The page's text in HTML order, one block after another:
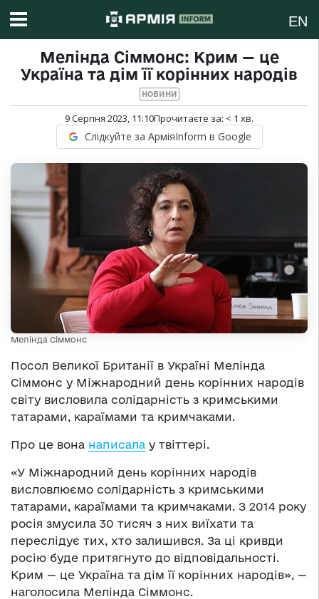
EN
Мелінда Сіммонс: Крим — це
Україна та дім її корінних народів
НОВИНИ
9 Серпня 2023, 11:10Прочитаєте за: < 1 хв.
Слідкуйте за АрміяInform в Google
Мелінда Сіммонс
Посол Великої Британії в Україні Мелінда
Сіммонс у Міжнародний день корінних народів
світу висловила солідарність з кримськими
татарами, караїмами та кримчаками.
Про це вона написала у твіттері.
«У Міжнародний день корінних народів
висловлюємо солідарність з кримськими
татарами, караїмами та кримчаками. З 2014 року
росія змусила 30 тисяч з них виїхати та
переслідує тих, хто залишився. За ці кривди
росію буде притягнуто до відповідальності.
Крим — це Україна та дім її корінних народів», —
наголосила Мелінда Сіммонс.